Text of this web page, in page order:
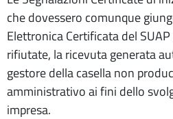
che dovessero comunque
Elettronica Certificata del
rifiutate, la ricevuta generata
gestore della casella non
amministrativo ai fini dello
impresa.